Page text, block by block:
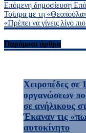
Επόμενη δημοσίευση
Τσίπρα με τη
«Πρέπει να γίνεις λίγο
Παρόμοια άρθρα
Χειροπέδες σε
οργανώσεων
σε ανήλικους
Έκαναν τις
αυτοκίνητο